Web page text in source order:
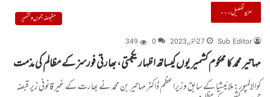
مزید تفصیل۔۔۔
مقبوضہ جموں و کشمیر
Sub Editor
27 اکتوبر, 2023 0
349
مہاتیر محمد کا محکوم کشمیر یوں کیساتھ اظہار یکجہتی، بھارتی فورسز کے مظالم کی مذمت
کوالالمپور:ملائیشیا کے سابق وزیراعظم ڈاکٹر مہاتیر بن محمد نے بھارت کے غیر قانونی زیر قبضہ